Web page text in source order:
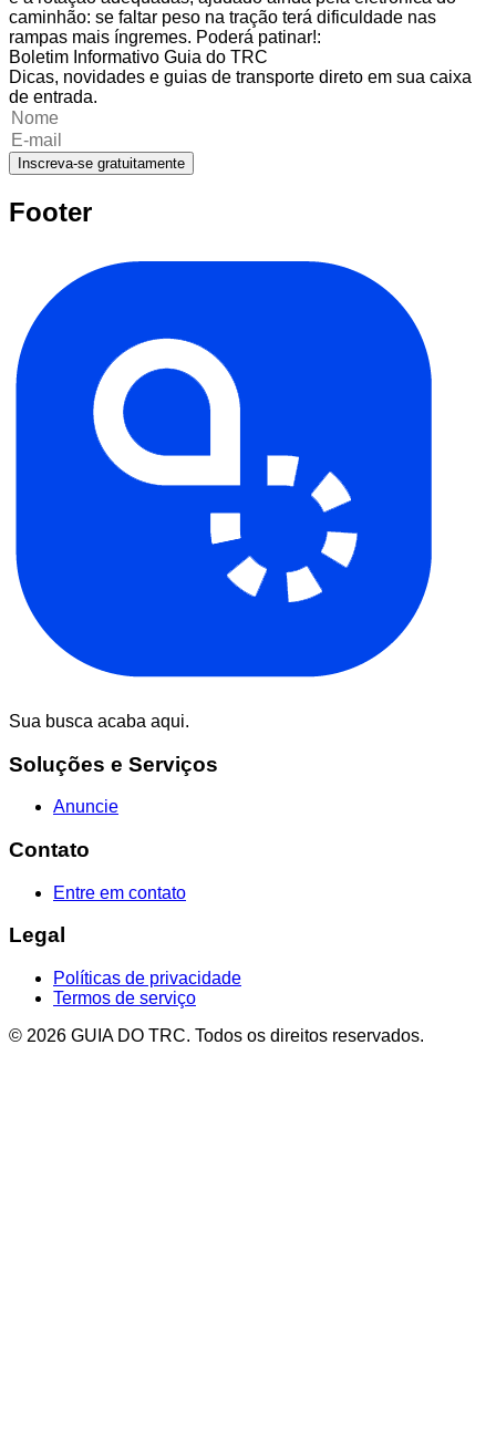
caminhão: se faltar peso na tração terá dificuldade nas
rampas mais íngremes. Poderá patinar!:
Boletim Informativo Guia do TRC
Dicas, novidades e guias de transporte direto em sua caixa
de entrada.
Inscreva-se gratuitamente
Footer
Sua busca acaba aqui.
Soluções e Serviços
Anuncie
Contato
Entre em contato
Legal
Políticas de privacidade
Termos de serviço
© 2026 GUIA DO TRC. Todos os direitos reservados.